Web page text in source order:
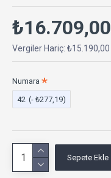
₺16.709,00
Vergiler Hariç: ₺15.190,00
Numara
42 (- ₺277,19)
Sepete Ekle